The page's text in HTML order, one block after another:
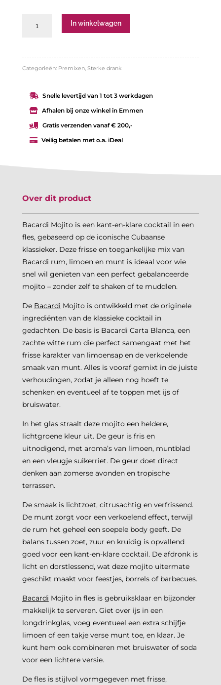
In winkelwagen
Categorieën: Premixen, Sterke drank
 Snelle levertijd van 1 tot 3 werkdagen
 Afhalen bij onze winkel in Emmen
 Gratis verzenden vanaf € 200,-
 Veilig betalen met o.a. iDeal
Over dit product
Bacardi Mojito is een kant-en-klare cocktail in een
fles, gebaseerd op de iconische Cubaanse
klassieker. Deze frisse en toegankelijke mix van
Bacardi rum, limoen en munt is ideaal voor wie
snel wil genieten van een perfect gebalanceerde
mojito – zonder zelf te shaken of te muddlen.
De Bacardi Mojito is ontwikkeld met de originele
ingrediënten van de klassieke cocktail in
gedachten. De basis is Bacardi Carta Blanca, een
zachte witte rum die perfect samengaat met het
frisse karakter van limoensap en de verkoelende
smaak van munt. Alles is vooraf gemixt in de juiste
verhoudingen, zodat je alleen nog hoeft te
schenken en eventueel af te toppen met ijs of
bruiswater.
In het glas straalt deze mojito een heldere,
lichtgroene kleur uit. De geur is fris en
uitnodigend, met aroma’s van limoen, muntblad
en een vleugje suikerriet. De geur doet direct
denken aan zomerse avonden en tropische
terrassen.
De smaak is lichtzoet, citrusachtig en verfrissend.
De munt zorgt voor een verkoelend effect, terwijl
de rum het geheel een soepele body geeft. De
balans tussen zoet, zuur en kruidig is opvallend
goed voor een kant-en-klare cocktail. De afdronk is
licht en dorstlessend, wat deze mojito uitermate
geschikt maakt voor feestjes, borrels of barbecues.
Bacardi Mojito in fles is gebruiksklaar en bijzonder
makkelijk te serveren. Giet over ijs in een
longdrinkglas, voeg eventueel een extra schijfje
limoen of een takje verse munt toe, en klaar. Je
kunt hem ook combineren met bruiswater of soda
voor een lichtere versie.
De fles is stijlvol vormgegeven met frisse,